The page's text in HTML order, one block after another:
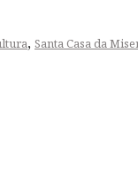
, Santa Casa da